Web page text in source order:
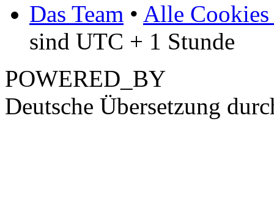
Das Team • Alle Cookies
sind UTC + 1 Stunde
POWERED_BY
Deutsche Übersetzung